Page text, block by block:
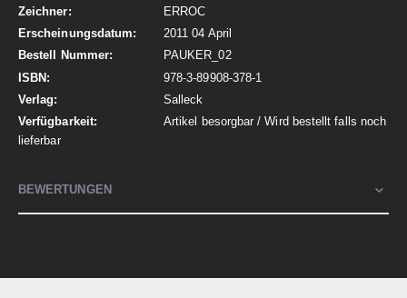
ERROC
2011 04 April
PAUKER_02
978-3-89908-378-1
Salleck
Artikel besorgbar / Wird bestellt falls noch
lieferbar
BEWERTUNGEN